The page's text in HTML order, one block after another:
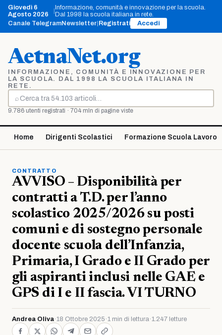
Vai
contenuto
Giovedì 6
Agosto 2026
Informazione, comunità e innovazione per la scuola.
Dal 1998 la scuola italiana in rete.
Canale TelegramNewsletter Registrati Accedi
AetnaNet.org
INFORMAZIONE, COMUNITÀ E INNOVAZIONE PER
LA SCUOLA. DAL 1998 LA SCUOLA ITALIANA IN
RETE.
⌕
Cerca
9.786 utenti registrati · 704 mln di pagine viste
Home Dirigenti Scolastici Formazione Scuola Lavoro
CONTRATTO
AVVISO – Disponibilità per
contratti a T.D. per l’anno
scolastico 2025/2026 su posti
comuni e di sostegno personale
docente scuola dell’Infanzia,
Primaria, I Grado e II Grado per
gli aspiranti inclusi nelle GAE e
GPS di I e II fascia. VI TURNO
Andrea Oliva·18 Ottobre 2025 ·1 min di lettura·1.247 letture